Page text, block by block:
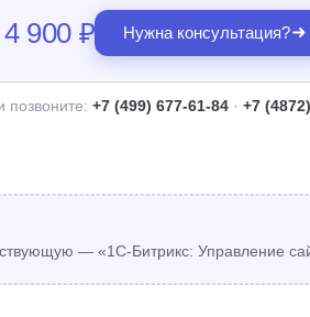
4 900 ₽ Нужна консультация?
позвоните: +7 (499) 677-61-84 · +7
— «1С-Битрикс: Управление